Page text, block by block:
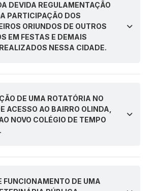
DEVIDA REGULAMENTAÇÃO
PARTICIPAÇÃO DOS
ORIUNDOS DE OUTROS
EM FESTAS E DEMAIS
NESSA CIDADE.
DE UMA ROTATÓRIA NO
ACESSO AO BAIRRO OLINDA,
NOVO COLÉGIO DE TEMPO
FUNCIONAMENTO DE UMA